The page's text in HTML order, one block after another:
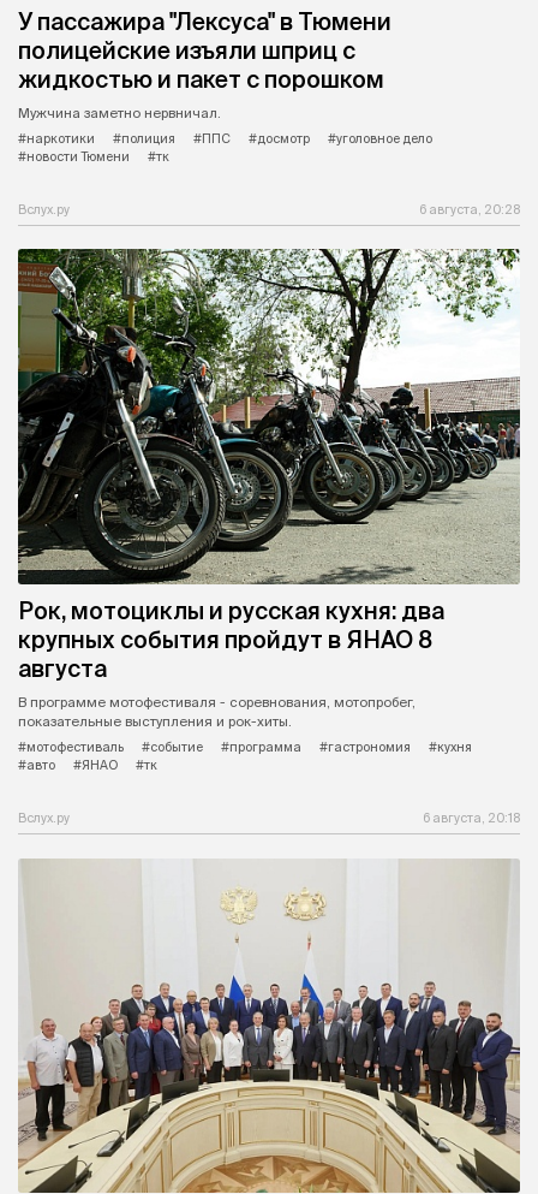
У пассажира "Лексуса" в Тюмени
полицейские изъяли шприц с
жидкостью и пакет с порошком
Мужчина заметно нервничал.
#наркотики
#полиция #ППС #досмотр
#уголовное дело
#новости Тюмени
#тк
Вслух.ру 6 августа, 20:28
Рок, мотоциклы и русская кухня: два
крупных события пройдут в ЯНАО 8
августа
В программе мотофестиваля - соревнования, мотопробег,
показательные выступления и рок-хиты.
#мотофестиваль
#событие #программа #гастрономия
#кухня
#авто
#ЯНАО #тк
Вслух.ру 6 августа, 20:18